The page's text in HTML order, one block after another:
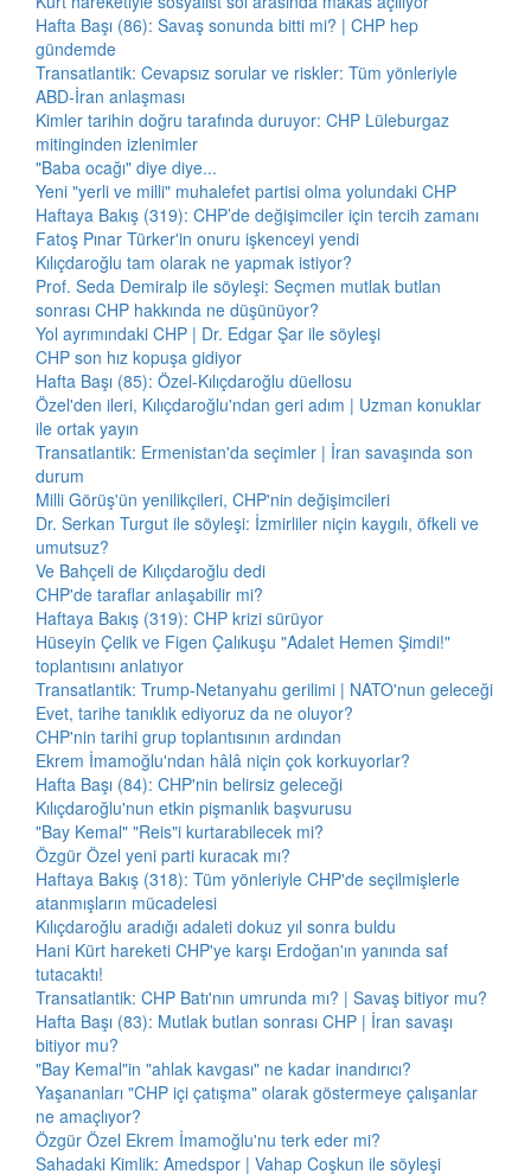
Hafta Başı (86): Savaş sonunda bitti mi? | CHP hep
gündemde
Transatlantik: Cevapsız sorular ve riskler: Tüm yönleriyle
ABD-İran anlaşması
Kimler tarihin doğru tarafında duruyor: CHP Lüleburgaz
mitinginden izlenimler
"Baba ocağı" diye diye...
Yeni "yerli ve milli" muhalefet partisi olma yolundaki CHP
Haftaya Bakış (319): CHP’de değişimciler için tercih zamanı
Fatoş Pınar Türker'in onuru işkenceyi yendi
Kılıçdaroğlu tam olarak ne yapmak istiyor?
Prof. Seda Demiralp ile söyleşi: Seçmen mutlak butlan
sonrası CHP hakkında ne düşünüyor?
Yol ayrımındaki CHP | Dr. Edgar Şar ile söyleşi
CHP son hız kopuşa gidiyor
Hafta Başı (85): Özel-Kılıçdaroğlu düellosu
Özel'den ileri, Kılıçdaroğlu'ndan geri adım | Uzman konuklar
ile ortak yayın
Transatlantik: Ermenistan'da seçimler | İran savaşında son
durum
Milli Görüş'ün yenilikçileri, CHP'nin değişimcileri
Dr. Serkan Turgut ile söyleşi: İzmirliler niçin kaygılı, öfkeli ve
umutsuz?
Ve Bahçeli de Kılıçdaroğlu dedi
CHP'de taraflar anlaşabilir mi?
Haftaya Bakış (319): CHP krizi sürüyor
Hüseyin Çelik ve Figen Çalıkuşu "Adalet Hemen Şimdi!"
toplantısını anlatıyor
Transatlantik: Trump-Netanyahu gerilimi | NATO'nun geleceği
Evet, tarihe tanıklık ediyoruz da ne oluyor?
CHP'nin tarihi grup toplantısının ardından
Ekrem İmamoğlu'ndan hâlâ niçin çok korkuyorlar?
Hafta Başı (84): CHP'nin belirsiz geleceği
Kılıçdaroğlu'nun etkin pişmanlık başvurusu
"Bay Kemal" "Reis"i kurtarabilecek mi?
Özgür Özel yeni parti kuracak mı?
Haftaya Bakış (318): Tüm yönleriyle CHP'de seçilmişlerle
atanmışların mücadelesi
Kılıçdaroğlu aradığı adaleti dokuz yıl sonra buldu
Hani Kürt hareketi CHP'ye karşı Erdoğan'ın yanında saf
tutacaktı!
Transatlantik: CHP Batı'nın umrunda mı? | Savaş bitiyor mu?
Hafta Başı (83): Mutlak butlan sonrası CHP | İran savaşı
bitiyor mu?
"Bay Kemal"in "ahlak kavgası" ne kadar inandırıcı?
Yaşananları "CHP içi çatışma" olarak göstermeye çalışanlar
ne amaçlıyor?
Özgür Özel Ekrem İmamoğlu'nu terk eder mi?
Sahadaki Kimlik: Amedspor | Vahap Coşkun ile söyleşi